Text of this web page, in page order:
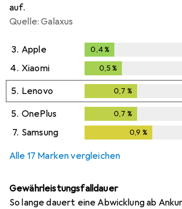
auf.
Quelle: Galaxus
3. Apple 0,4 %
4. Xiaomi 0,5 %
5. Lenovo 0,7 %
5. OnePlus 0,7 %
7. Samsung 0,9 %
Alle 17 Marken vergleichen
Gewährleistungsfalldauer
So lange dauert eine Abwicklung ab